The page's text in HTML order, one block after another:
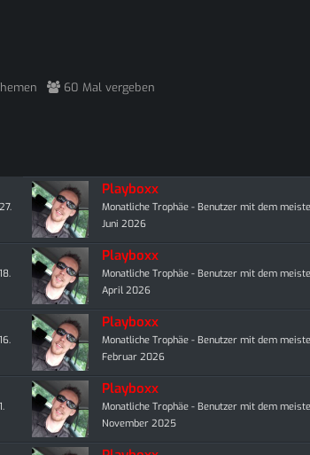
60 Mal vergeben
27.
Playboxx
Monatliche Trophäe - Benutzer mit dem
Juni 2026
18.
Playboxx
Monatliche Trophäe - Benutzer mit dem
April 2026
16.
Playboxx
Monatliche Trophäe - Benutzer mit dem
Februar 2026
1.
Playboxx
Monatliche Trophäe - Benutzer mit dem
November 2025